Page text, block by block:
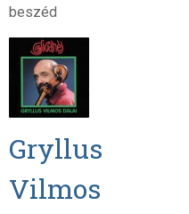
beszéd
Gryllus
Vilmos